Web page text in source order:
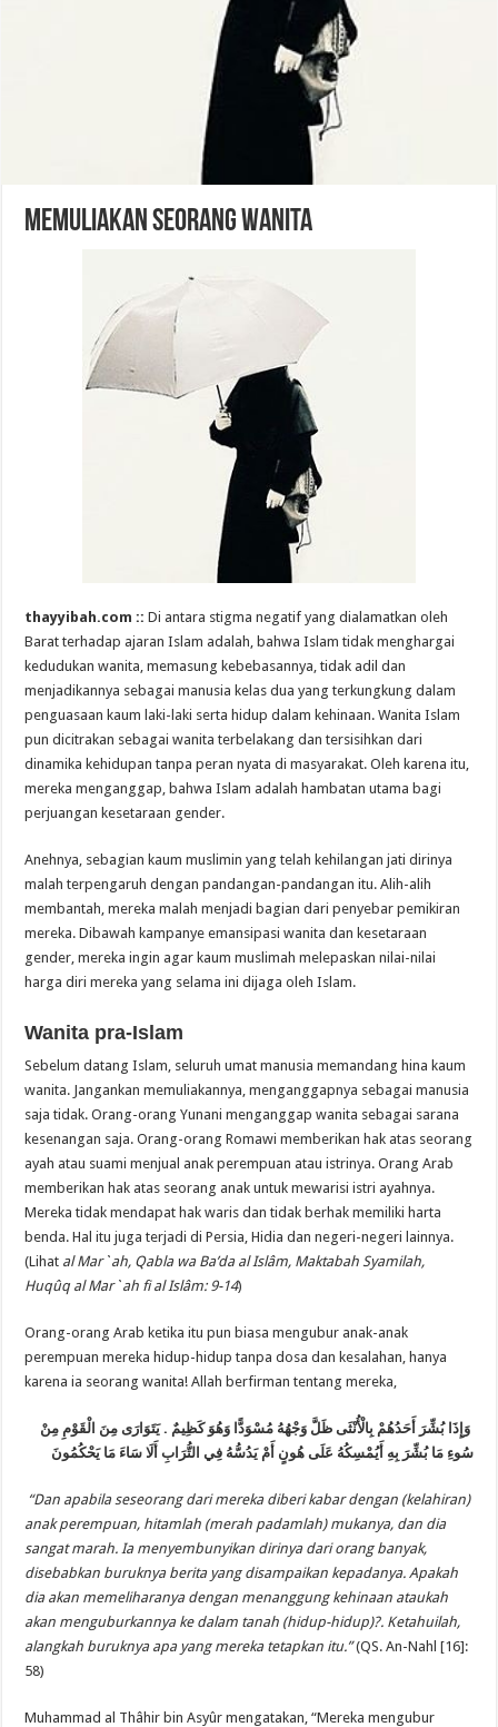
Memuliakan Seorang Wanita
thayyibah.com ::Di antara stigma negatif yang dialamatkan oleh
Barat terhadap ajaran Islam adalah, bahwa Islam tidak menghargai
kedudukan wanita, memasung kebebasannya, tidak adil dan
menjadikannya sebagai manusia kelas dua yang terkungkung dalam
penguasaan kaum laki-laki serta hidup dalam kehinaan. Wanita Islam
pun dicitrakan sebagai wanita terbelakang dan tersisihkan dari
dinamika kehidupan tanpa peran nyata di masyarakat. Oleh karena itu,
mereka menganggap, bahwa Islam adalah hambatan utama bagi
perjuangan kesetaraan gender.
Anehnya, sebagian kaum muslimin yang telah kehilangan jati dirinya
malah terpengaruh dengan pandangan-pandangan itu. Alih-alih
membantah, mereka malah menjadi bagian dari penyebar pemikiran
mereka. Dibawah kampanye emansipasi wanita dan kesetaraan
gender, mereka ingin agar kaum muslimah melepaskan nilai-nilai
harga diri mereka yang selama ini dijaga oleh Islam.
Wanita pra-Islam
Sebelum datang Islam, seluruh umat manusia memandang hina kaum
wanita. Jangankan memuliakannya, menganggapnya sebagai manusia
saja tidak. Orang-orang Yunani menganggap wanita sebagai sarana
kesenangan saja. Orang-orang Romawi memberikan hak atas seorang
ayah atau suami menjual anak perempuan atau istrinya. Orang Arab
memberikan hak atas seorang anak untuk mewarisi istri ayahnya.
Mereka tidak mendapat hak waris dan tidak berhak memiliki harta
benda. Hal itu juga terjadi di Persia, Hidia dan negeri-negeri lainnya.
(Lihat al Mar`ah, Qabla wa Ba’da al Islâm, Maktabah Syamilah,
Huqûq al Mar`ah fi al Islâm: 9-14)
Orang-orang Arab ketika itu pun biasa mengubur anak-anak
perempuan mereka hidup-hidup tanpa dosa dan kesalahan, hanya
karena ia seorang wanita! Allah berfirman tentang mereka,
وَإِذَا بُشِّرَ أَحَدُهُمْ بِالْأُنْثَى ظَلَّ وَجْهُهُ مُسْوَدًّا وَهُوَ كَظِيمٌ . يَتَوَارَى مِنَ الْقَوْمِ مِنْ
سُوءِ مَا بُشِّرَ بِهِ أَيُمْسِكُهُ عَلَى هُونٍ أَمْ يَدُسُّهُ فِي التُّرَابِ أَلَا سَاءَ مَا يَحْكُمُونَ
“Dan apabila seseorang dari mereka diberi kabar dengan (kelahiran)
anak perempuan, hitamlah (merah padamlah) mukanya, dan dia
sangat marah. Ia menyembunyikan dirinya dari orang banyak,
disebabkan buruknya berita yang disampaikan kepadanya. Apakah
dia akan memeliharanya dengan menanggung kehinaan ataukah
akan menguburkannya ke dalam tanah (hidup-hidup)?. Ketahuilah,
alangkah buruknya apa yang mereka tetapkan itu.”(QS. An-Nahl [16]:
58)
Muhammad al Thâhir bin Asyûr mengatakan, “Mereka mengubur